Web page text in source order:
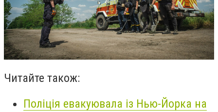
Читайте також:
Поліція евакуювала із Нью-Йорка на